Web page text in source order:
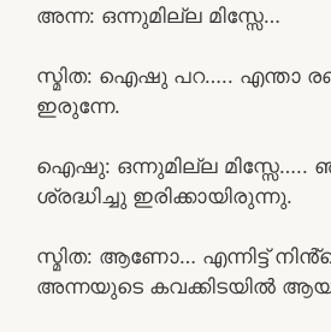
അന്ന: ഒന്നുമില്ല മിസ്സേ…
സ്മിത: ഐഷു പറ….. എന്താ
ഇരുന്നേ.
ഐഷു: ഒന്നുമില്ല മിസ്സേ…..
ശ്രദ്ധിച്ചു ഇരിക്കായിരുന്നു.
സ്മിത: ആണോ… എന്നിട്ട്
അന്നയുടെ കവക്കിടയിൽ